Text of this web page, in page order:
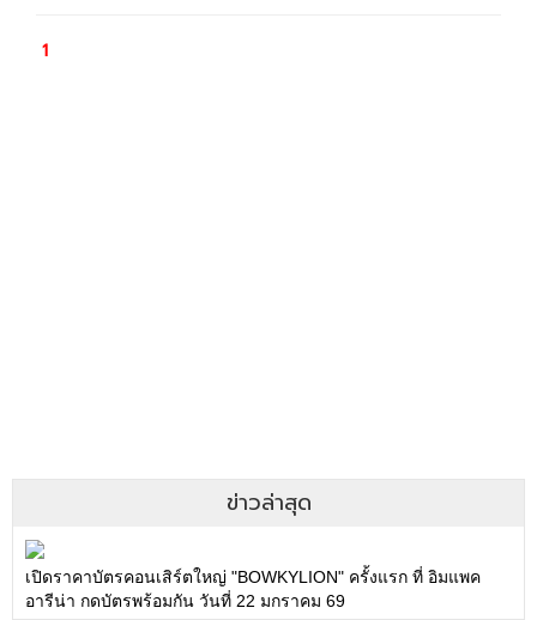
ข่าวล่าสุด
เปิดราคาบัตรคอนเสิร์ตใหญ่ "BOWKYLION" ครั้งแรก ที่ อิมแพค
อารีน่า กดบัตรพร้อมกัน วันที่ 22 มกราคม 69